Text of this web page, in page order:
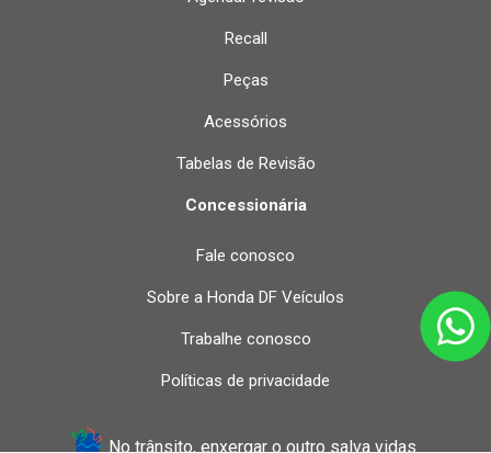
Recall
Peças
Acessórios
Tabelas de Revisão
Concessionária
Fale conosco
Sobre a Honda DF Veículos
Trabalhe conosco
Políticas de privacidade
No trânsito, enxergar o outro salva vidas.